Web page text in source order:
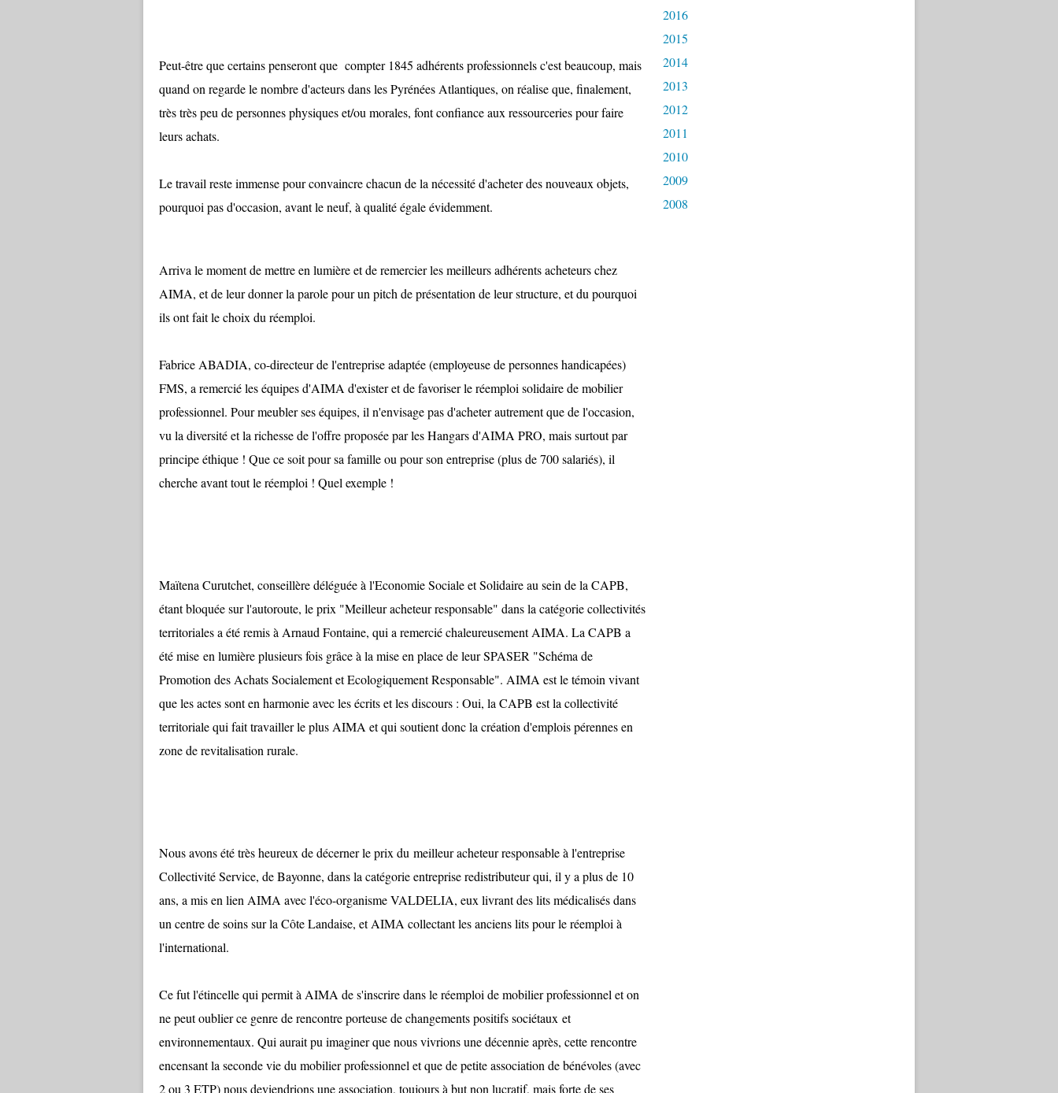
Peut-être que certains penseront que compter 1845 adhérents professionnels c'est beaucoup, mais
quand on regarde le nombre d'acteurs dans les Pyrénées Atlantiques, on réalise que, finalement,
très très peu de personnes physiques et/ou morales, font confiance aux ressourceries pour faire
leurs achats.
Le travail reste immense pour convaincre chacun de la nécessité d'acheter des nouveaux objets,
pourquoi pas d'occasion, avant le neuf, à qualité égale évidemment.
Arriva le moment de mettre en lumière et de remercier les meilleurs adhérents acheteurs chez
AIMA, et de leur donner la parole pour un pitch de présentation de leur structure, et du pourquoi
ils ont fait le choix du réemploi.
Fabrice ABADIA, co-directeur de l'entreprise adaptée (employeuse de personnes handicapées)
FMS, a remercié les équipes d'AIMA d'exister et de favoriser le réemploi solidaire de mobilier
professionnel. Pour meubler ses équipes, il n'envisage pas d'acheter autrement que de l'occasion,
vu la diversité et la richesse de l'offre proposée par les Hangars d'AIMA PRO, mais surtout par
principe éthique ! Que ce soit pour sa famille ou pour son entreprise (plus de 700 salariés), il
cherche avant tout le réemploi ! Quel exemple !
Maïtena Curutchet, conseillère déléguée à l'Economie Sociale et Solidaire au sein de la CAPB,
étant bloquée sur l'autoroute, le prix "Meilleur acheteur responsable" dans la catégorie collectivités
territoriales a été remis à Arnaud Fontaine, qui a remercié chaleureusement AIMA. La CAPB a
été mise en lumière plusieurs fois grâce à la mise en place de leur SPASER "Schéma de
Promotion des Achats Socialement et Ecologiquement Responsable". AIMA est le témoin vivant
que les actes sont en harmonie avec les écrits et les discours : Oui, la CAPB est la collectivité
territoriale qui fait travailler le plus AIMA et qui soutient donc la création d'emplois pérennes en
zone de revitalisation rurale.
Nous avons été très heureux de décerner le prix du meilleur acheteur responsable à l'entreprise
Collectivité Service, de Bayonne, dans la catégorie entreprise redistributeur qui, il y a plus de 10
ans, a mis en lien AIMA avec l'éco-organisme VALDELIA, eux livrant des lits médicalisés dans
un centre de soins sur la Côte Landaise, et AIMA collectant les anciens lits pour le réemploi à
l'international.
Ce fut l'étincelle qui permit à AIMA de s'inscrire dans le réemploi de mobilier professionnel et on
ne peut oublier ce genre de rencontre porteuse de changements positifs sociétaux et
environnementaux. Qui aurait pu imaginer que nous vivrions une décennie après, cette rencontre
encensant la seconde vie du mobilier professionnel et que de petite association de bénévoles (avec
2 ou 3 ETP) nous deviendrions une association, toujours à but non lucratif, mais forte de ses
2016
2015
2014
2013
2012
2011
2010
2009
2008